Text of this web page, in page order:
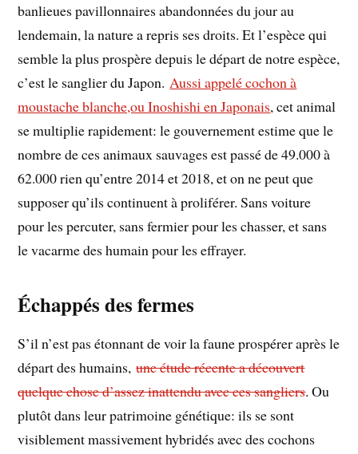
banlieues pavillonnaires abandonnées du jour au
lendemain, la nature a repris ses droits. Et l’espèce qui
semble la plus prospère depuis le départ de notre espèce,
c’est le sanglier du Japon.Aussi appelé cochon à
moustache blanche,ou Inoshishi en Japonais, cet animal
se multiplie rapidement: le gouvernement estime que le
nombre de ces animaux sauvages est passé de 49.000 à
62.000 rien qu’entre 2014 et 2018, et on ne peut que
supposer qu’ils continuent à proliférer. Sans voiture
pour les percuter, sans fermier pour les chasser, et sans
le vacarme des humain pour les effrayer.
Échappés des fermes
S’il n’est pas étonnant de voir la faune prospérer après le
départ des humains,une étude récente a découvert
quelque chose d’assez inattendu avec ces sangliers. Ou
plutôt dans leur patrimoine génétique: ils se sont
visiblement massivement hybridés avec des cochons